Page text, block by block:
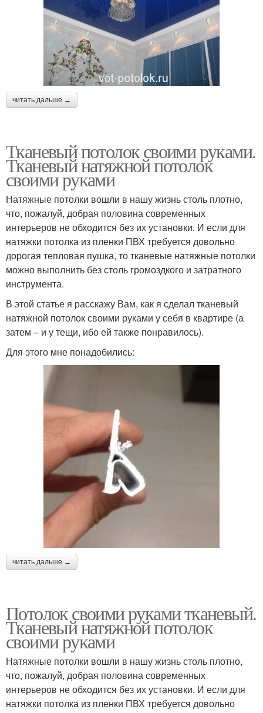
читать дальше →
Тканевый потолок своими руками.
Тканевый натяжной потолок
своими руками
Натяжные потолки вошли в нашу жизнь столь плотно,
что, пожалуй, добрая половина современных
интерьеров не обходится без их установки. И если для
натяжки потолка из пленки ПВХ требуется довольно
дорогая тепловая пушка, то тканевые натяжные потолки
можно выполнить без столь громоздкого и затратного
инструмента.
В этой статье я расскажу Вам, как я сделал тканевый
натяжной потолок своими руками у себя в квартире (а
затем – и у тещи, ибо ей также понравилось).
Для этого мне понадобились:
читать дальше →
Потолок своими руками тканевый.
Тканевый натяжной потолок
своими руками
Натяжные потолки вошли в нашу жизнь столь плотно,
что, пожалуй, добрая половина современных
интерьеров не обходится без их установки. И если для
натяжки потолка из пленки ПВХ требуется довольно